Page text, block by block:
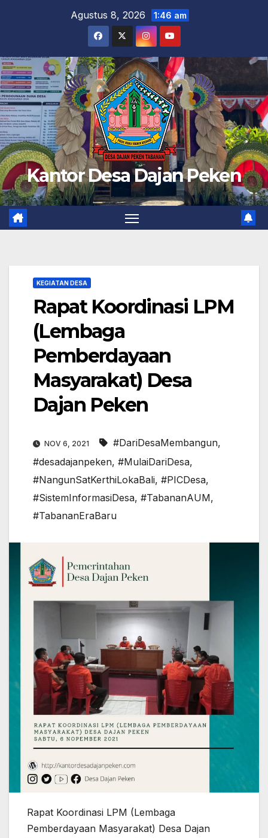
Agustus 8, 2026 1:46 am
Kantor Desa Dajan Peken
KEGIATAN DESA
Rapat Koordinasi LPM
(Lembaga
Pemberdayaan
Masyarakat) Desa
Dajan Peken
NOV 6, 2021 #DariDesaMembangun,
#desadajanpeken, #MulaiDariDesa,
#NangunSatKerthiLokaBali, #PICDesa,
#SistemInformasiDesa, #TabananAUM,
#TabananEraBaru
Rapat Koordinasi LPM (Lembaga
Pemberdayaan Masyarakat) Desa Dajan